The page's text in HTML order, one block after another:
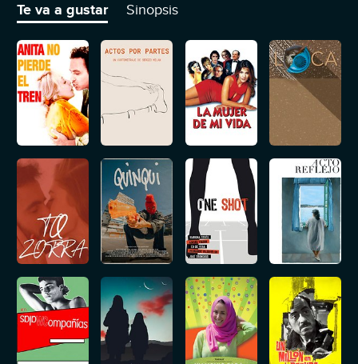
con lo puesto y una mochila a ver qué le depara el tiempo que le
queda.
Te va a gustar Sinopsis